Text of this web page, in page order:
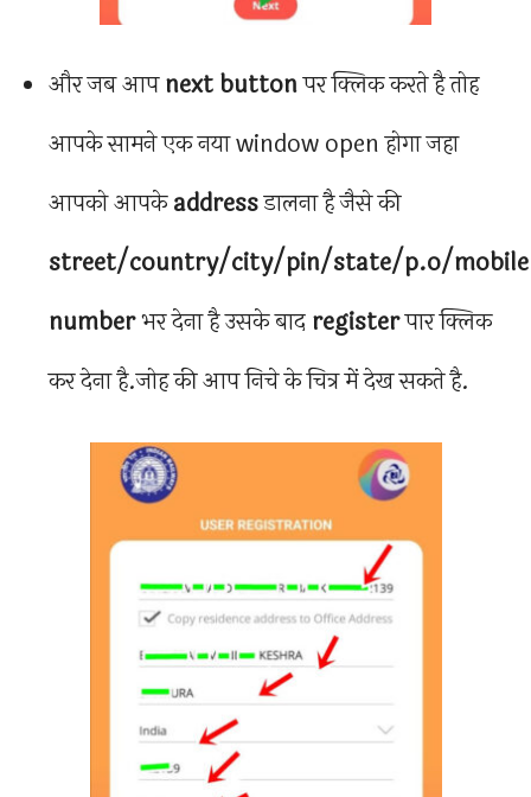
और जब आपnext buttonपर क्लिक करते है तोह
आपके सामने एक नया window open होगा जहा
आपको आपकेaddressडालना है जैसे की
street/country/city/pin/state/p.o/mobile
numberभर देना है उसके बादregisterपार क्लिक
कर देना है.जोह की आप निचे के चित्र में देख सकते है.